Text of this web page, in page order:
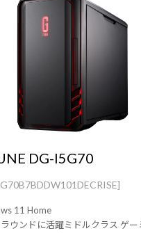
DG-I5G70
11 Home
ウンドに活躍ミドルクラス ゲー